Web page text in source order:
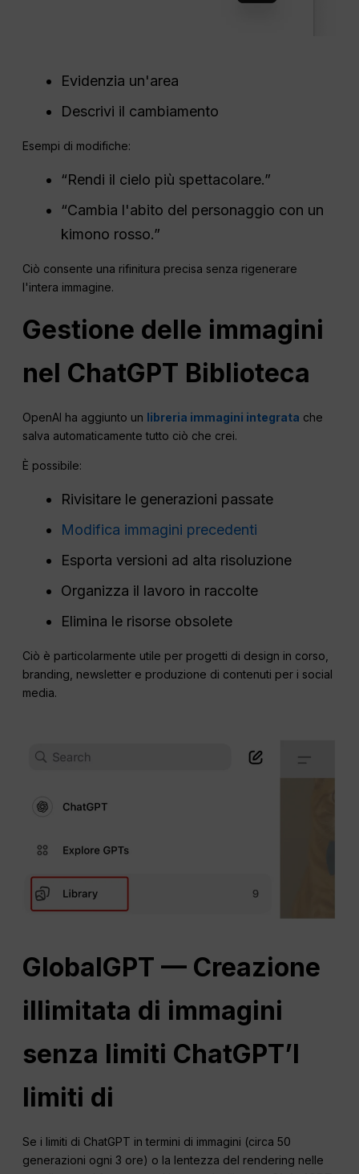
Evidenzia un'area
Descrivi il cambiamento
Esempi di modifiche:
“Rendi il cielo più spettacolare.”
“Cambia l'abito del personaggio con un
kimono rosso.”
Ciò consente una rifinitura precisa senza rigenerare
l'intera immagine.
Gestione delle immagini
nel ChatGPT Biblioteca
OpenAI ha aggiunto un libreria immagini integrata che
salva automaticamente tutto ciò che crei.
È possibile:
Rivisitare le generazioni passate
Modifica immagini precedenti
Esporta versioni ad alta risoluzione
Organizza il lavoro in raccolte
Elimina le risorse obsolete
Ciò è particolarmente utile per progetti di design in corso,
branding, newsletter e produzione di contenuti per i social
media.
GlobalGPT — Creazione
illimitata di immagini
senza limiti ChatGPT’I
limiti di
Se i limiti di ChatGPT in termini di immagini (circa 50
generazioni ogni 3 ore) o la lentezza del rendering nelle